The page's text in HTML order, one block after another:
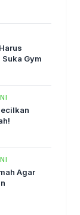
Gym
Agar